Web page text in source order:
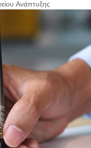
Ανάπτυξης